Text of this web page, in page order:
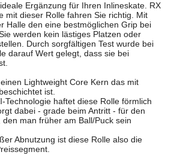
Ergänzung für Ihren Inlineskate. RX
mit dieser Rolle fahren Sie richtig. Mit
Halle den eine bestmöglichen Grip bei
werden kein lästiges Platzen oder
Durch sorgfältigen Test wurde bei
darauf Wert gelegt, dass sie bei
Lightweight Core Kern das mit
ist.
Technologie haftet diese Rolle förmlich
dabei - grade beim Antritt - für den
man früher am Ball/Puck sein
Abnutzung ist diese Rolle also die